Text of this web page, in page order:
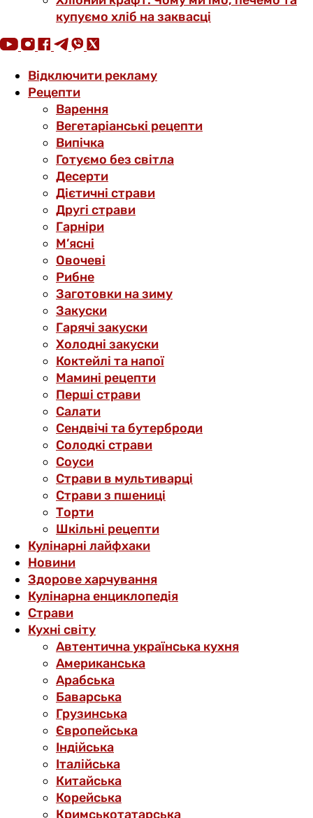
купуємо хліб на заквасці
Відключити рекламу
Рецепти
Варення
Вегетаріанські рецепти
Випічка
Готуємо без світла
Десерти
Дієтичні страви
Другі страви
Гарніри
М’ясні
Овочеві
Рибне
Заготовки на зиму
Закуски
Гарячі закуски
Холодні закуски
Коктейлі та напої
Мамині рецепти
Перші страви
Салати
Сендвічі та бутерброди
Солодкі страви
Соуси
Страви в мультиварці
Страви з пшениці
Торти
Шкільні рецепти
Кулінарні лайфхаки
Новини
Здорове харчування
Кулінарна енциклопедія
Страви
Кухні світу
Автентична українська кухня
Американська
Арабська
Баварська
Грузинська
Європейська
Індійська
Італійська
Китайська
Корейська
Кримськотатарська